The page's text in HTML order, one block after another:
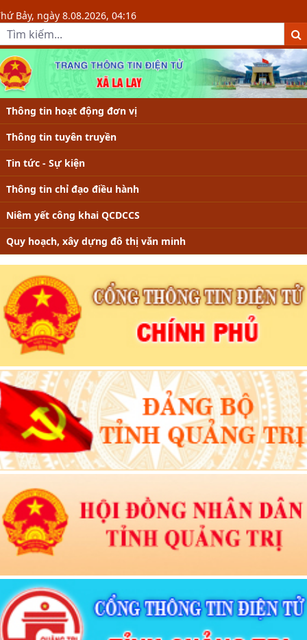
Chi tiết tin - Xã La Lay
Bảy, ngày 8.08.2026, 04:16
Thông tin hoạt động đơn vị
Thông tin tuyên truyền
Tin tức - Sự kiện
Thông tin chỉ đạo điều hành
Niêm yết công khai QCDCCS
Quy hoạch, xây dựng đô thị văn minh